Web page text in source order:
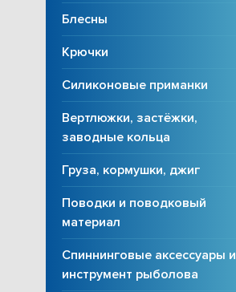
Блесны
Крючки
Силиконовые приманки
Вертлюжки, застёжки,
заводные кольца
Груза, кормушки, джиг
Поводки и поводковый
материал
Спиннинговые аксессуары и
инструмент рыболова